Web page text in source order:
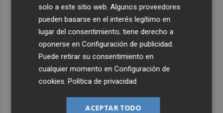
solo a este sitio web. Algunos proveedores
pueden basarse en el interés legítimo en
lugar del consentimiento; tiene derecho a
oponerse enConfiguración de publicidad
Puede retirar su consentimiento en
cualquier momento enConfiguración de
cookies .Política de privacidad
ACEPTAR TODO